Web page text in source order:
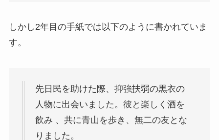
しかし2年目の手紙では以下のように書かれていま
す。
先日民を助けた際、抑強扶弱の黒衣の
人物に出会いました。彼と楽しく酒を
飲み 、共に青山を歩き、無二の友とな
りました。